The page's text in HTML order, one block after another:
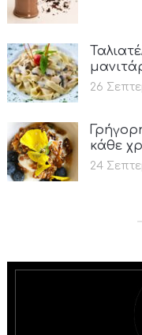
26
κάθε
24